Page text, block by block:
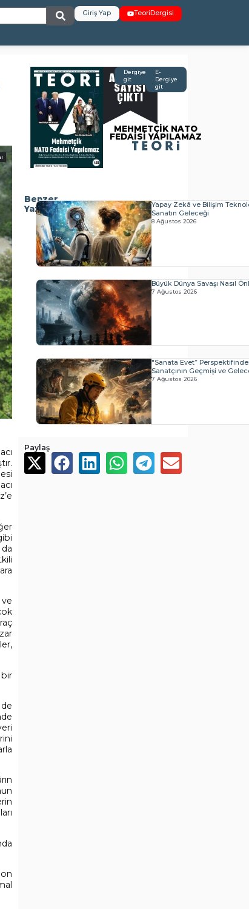
Giriş Yap TeoriDergisi
AĞUSTOS
SAYISI
ÇIKTI
MEHMETÇİK NATO
FEDAİSİ YAPILAMAZ
Dergiye
git
E-
Dergiye
git
Benzer
Yazılar
Yapay Zekâ ve Bilişim
Sanatın Geleceği
8 Ağustos 2026
Büyük Dünya Savaşı Nasıl
7 Ağustos 2026
"Sanata Evet”
Sanatçının Geçmişi ve
7 Ağustos 2026
Paylaş